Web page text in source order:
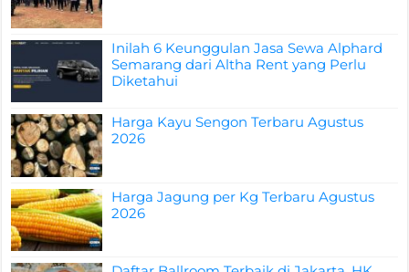
Inilah 6 Keunggulan Jasa Sewa Alphard
Semarang dari Altha Rent yang Perlu
Diketahui
Harga Kayu Sengon Terbaru Agustus
2026
Harga Jagung per Kg Terbaru Agustus
2026